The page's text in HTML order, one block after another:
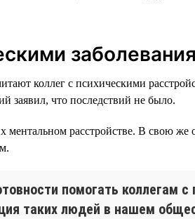
коллег с психическими
заявил, что последствий не было.
расстройстве. В свою
помогать
таких людей в нашем